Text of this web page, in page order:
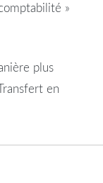
»
plus
en